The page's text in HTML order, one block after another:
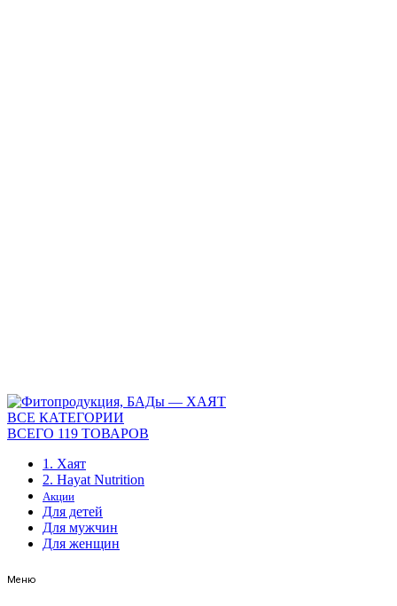
ВСЕ КАТЕГОРИИ
ВСЕГО 119 ТОВАРОВ
1. Хаят
2. Hayat Nutrition
Акции
Для детей
Для мужчин
Для женщин
Меню